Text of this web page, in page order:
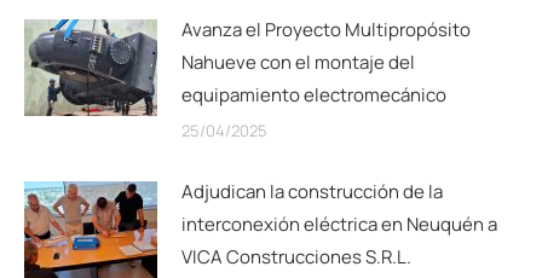
Avanza el Proyecto Multipropósito
Nahueve con el montaje del
equipamiento electromecánico
25/04/2025
Adjudican la construcción de la
interconexión eléctrica en Neuquén a
VICA Construcciones S.R.L.